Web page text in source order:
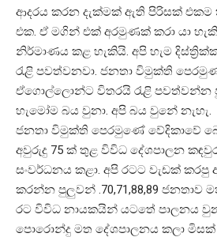
ආදරය කරන දැක්මක් ඇති පිරිසක්
එක. ඒ මගින් එක් අරමුණක් කරා යා
නිර්මාණය කළ හැකියි. අපි හැම
රැළි පවත්වනවා. ජනතා විමුක්ති
ඒගොල්ලොන්ට විතරයි රැළි පවත්වන්න
හැමෝම බය වුනා. අපි බය වුනේ නැහැ.
ජනතා විමුක්ති පෙරමුණේ වේදිකාවේ
අවුරුදු 75 ක් තුළ විවිධ දේශපාලන
සංවර්ධනය කළා. අපි රටට වැඩක් කරපු
කරන්න පුලුවන් .70,71,88,89 ජනතාව
රට විවිධ නායකයින් යටතේ පාලනය
පොරොන්දු මත දේශපාලනය කලා